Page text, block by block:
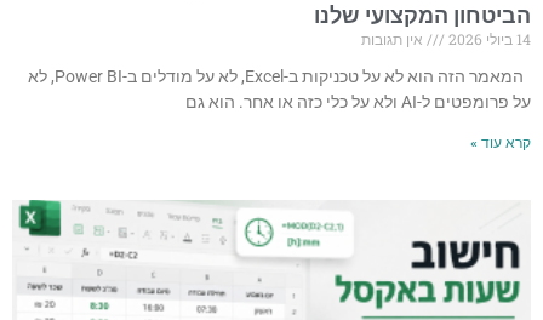
הביטחון המקצועי שלנו
14 ביולי 2026
אין תגובות
המאמר הזה הוא לא על טכניקות ב-Excel, לא על מודלים ב-Power BI, לא
על פרומפטים ל-AI ולא על כלי כזה או אחר. הוא גם
קרא עוד »